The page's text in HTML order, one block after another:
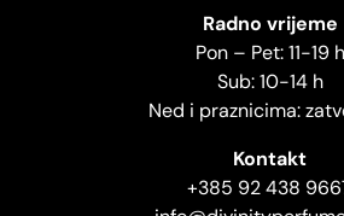
Radno vrijeme
Pon – Pet: 11-19 h
Sub: 10-14 h
Ned i praznicima:
Kontakt
+385 92 438